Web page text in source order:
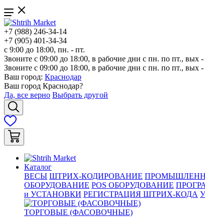
+7 (988) 246-34-14
+7 (905) 401-34-34
с 9:00 до 18:00, пн. - пт.
Звоните с 09:00 до 18:00, в рабочие дни с пн. по пт., вых -
Звоните с 09:00 до 18:00, в рабочие дни с пн. по пт., вых -
Ваш город: Краснодар
Ваш город Краснодар?
Да, все верно Выбрать другой
Каталог
ВЕСЫ ШТРИХ-КОДИРОВАНИЕ
ОБОРУДОВАНИЕ POS ОБОРУДОВАНИЕ
и УСТАНОВКИ РЕГИСТРАЦИЯ ШТРИХ-КОДА
ТОРГОВЫЕ (ФАСОВОЧНЫЕ)